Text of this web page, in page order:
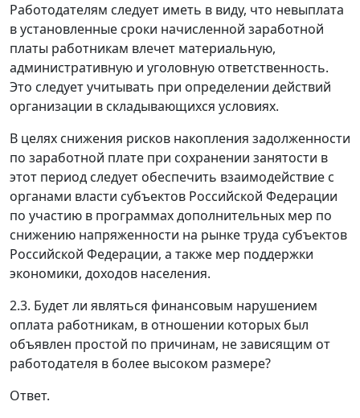
Работодателям следует иметь в виду, что невыплата
в установленные сроки начисленной заработной
платы работникам влечет материальную,
административную и уголовную ответственность.
Это следует учитывать при определении действий
организации в складывающихся условиях.
В целях снижения рисков накопления задолженности
по заработной плате при сохранении занятости в
этот период следует обеспечить взаимодействие с
органами власти субъектов Российской Федерации
по участию в программах дополнительных мер по
снижению напряженности на рынке труда субъектов
Российской Федерации, а также мер поддержки
экономики, доходов населения.
2.3. Будет ли являться финансовым нарушением
оплата работникам, в отношении которых был
объявлен простой по причинам, не зависящим от
работодателя в более высоком размере?
Ответ.